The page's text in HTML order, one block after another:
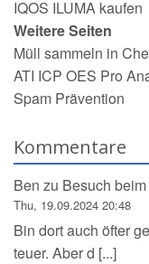
IQOS ILUMA kaufen
Weitere Seiten
Müll sammeln in
ATI ICP OES Pro
Spam Prävention
Kommentare
Ben zu Besuch
Thu, 19.09.2024 20:48
Bin dort auch öfter
teuer. Aber d [...]